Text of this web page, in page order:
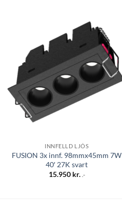
Bæta á
óskalista
INNFELLD LJÓS
FUSION 3x innf. 98mmx45mm 7W
40′ 27K svart
15.950 kr. .-